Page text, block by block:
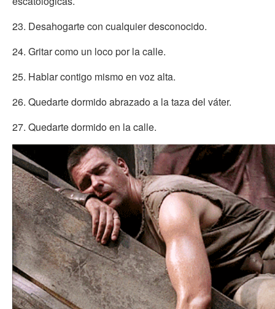
23. Desahogarte con cualquier desconocido.
24. Gritar como un loco por la calle.
25. Hablar contigo mismo en voz alta.
26. Quedarte dormido abrazado a la taza del váter.
27. Quedarte dormido en la calle.